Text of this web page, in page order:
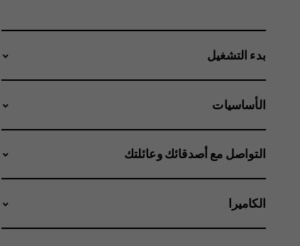
بدء التشغيل
الأساسيات
التواصل مع أصدقائك وعائلتك
الكاميرا